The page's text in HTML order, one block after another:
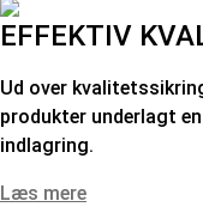
EFFEKTIV
Ud over
produkter underlagt
indlagring.
Læs mere